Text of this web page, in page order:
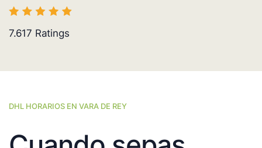
7.617 Ratings
DHL HORARIOS EN VARA DE REY